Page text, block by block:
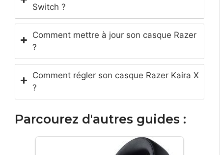
Switch ?
Comment mettre à jour son casque Razer
?
Comment régler son casque Razer Kaira X
?
Parcourez d'autres guides :